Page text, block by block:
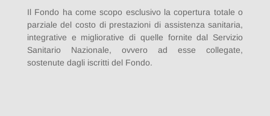
Il Fondo ha come scopo esclusivo la copertura totale o
parziale del costo di prestazioni di assistenza sanitaria,
integrative e migliorative di quelle fornite dal Servizio
Sanitario Nazionale, ovvero ad esse collegate,
sostenute dagli iscritti del Fondo.